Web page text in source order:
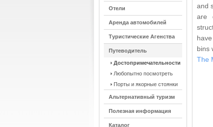
Отели
Аренда автомобилей
Туристические Агенства
Путеводитель
Достопримечательности
Любопытно посмотреть
Порты и якорные стоянки
Альтернативный туризм
Полезная информация
Каталог
and
are
bins
The